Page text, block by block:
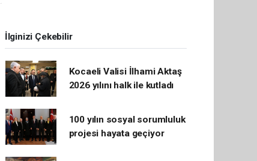
İlginizi Çekebilir
Kocaeli Valisi İlhami Aktaş
2026 yılını halk ile kutladı
100 yılın sosyal sorumluluk
projesi hayata geçiyor